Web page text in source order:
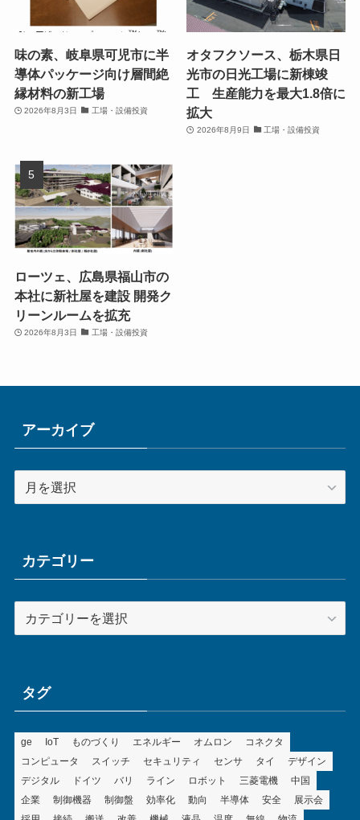
味の素、岐阜県可児市に半
導体パッケージ向け層間絶
縁材料の新工場
2026年8月3日 工場・設備投資
オタフクソース、栃木県日
光市の日光工場に新棟竣
工 生産能力を最大1.8倍に
拡大
2026年8月9日 工場・設備投資
ローツェ、広島県福山市の
本社に新社屋を建設 開発ク
リーンルームを拡充
2026年8月3日 工場・設備投資
アーカイブ
ー
ブカテゴリー
テ
ータグ
ge IoT ものづくり エネルギー オムロン
コネクタ
コンピュータ
スイッチ セキュリティ センサ タイ
デザイン
デジタル
ドイツ バリ ライン ロボット 三菱電機
中国
企業
制御機器 制御盤 効率化 動向 半導体 安全
展示会